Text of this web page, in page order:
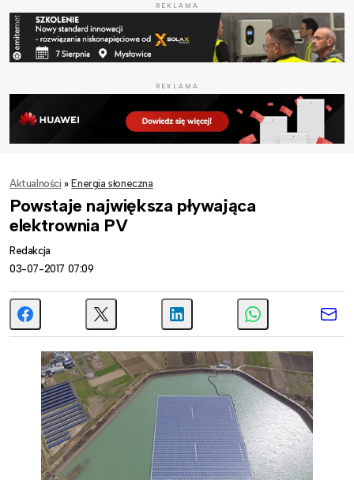
REKLAMA
REKLAMA
Aktualności » Energia słoneczna
Powstaje największa pływająca
elektrownia PV
Redakcja
03-07-2017 07:09